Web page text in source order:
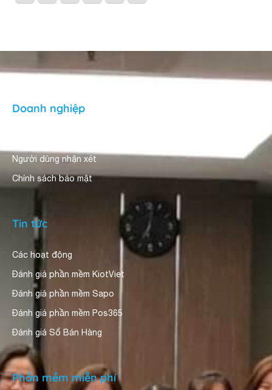
Doanh nghiệp
Người dùng nhận xét
Chính sách bảo mật
Tin tức
Các hoạt động
Đánh giá phần mềm KiotViet
Đánh giá phần mềm Sapo
Đánh giá phần mềm Pos365
Đánh giá Sổ Bán Hàng
Phần mềm miễn phí